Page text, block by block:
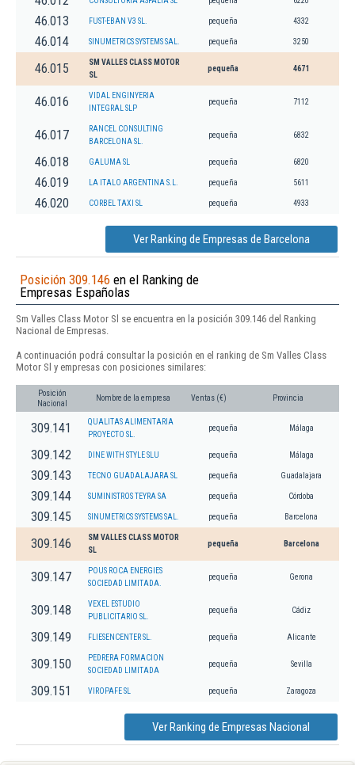
46.013 FUST-EBAN V3 SL. pequeña 4332
46.014 SINUMETRICS SYSTEMS SAL. pequeña 3250
46.015
SM VALLES CLASS MOTOR
SL
pequeña 4671
46.016
VIDAL ENGINYERIA
INTEGRAL SLP
pequeña 7112
46.017
RANCEL CONSULTING
BARCELONA SL.
pequeña 6832
46.018 GALUMA SL pequeña 6820
46.019 LA ITALO ARGENTINA S.L. pequeña 5611
46.020 CORBEL TAXI SL pequeña 4933
Ver Ranking de Empresas de Barcelona
Posición 309.146 en el Ranking de
Empresas Españolas
Sm Valles Class Motor Sl se encuentra en la posición 309.146 del Ranking
Nacional de Empresas.
A continuación podrá consultar la posición en el ranking de Sm Valles Class
Motor Sl y empresas con posiciones similares:
Posición
Nacional
Nombre de la empresa Ventas (€) Provincia
309.141
QUALITAS ALIMENTARIA
PROYECTO SL.
pequeña Málaga
309.142 DINE WITH STYLE SLU pequeña Málaga
309.143 TECNO GUADALAJARA SL pequeña Guadalajara
309.144 SUMINISTROS TEYRA SA pequeña Córdoba
309.145 SINUMETRICS SYSTEMS SAL. pequeña Barcelona
309.146
SM VALLES CLASS MOTOR
SL
pequeña Barcelona
309.147
POUS ROCA ENERGIES
SOCIEDAD LIMITADA.
pequeña Gerona
309.148
VEXEL ESTUDIO
PUBLICITARIO SL.
pequeña Cádiz
309.149 FLIESENCENTER SL. pequeña Alicante
309.150
PEDRERA FORMACION
SOCIEDAD LIMITADA
pequeña Sevilla
309.151 VIROPAFE SL pequeña Zaragoza
Ver Ranking de Empresas Nacional